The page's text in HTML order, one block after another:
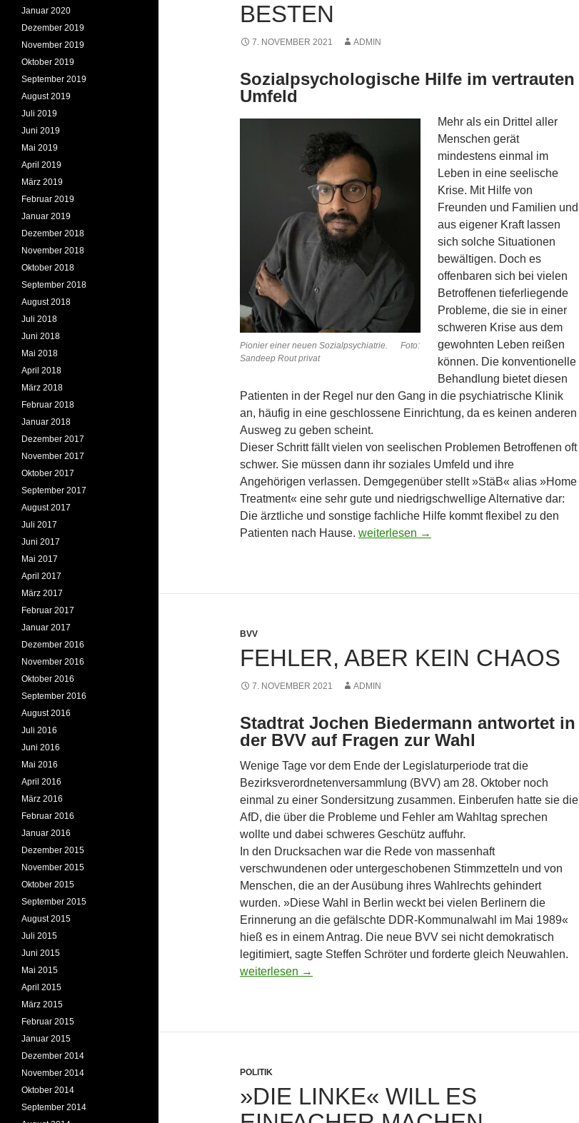
BESTEN
7. NOVEMBER 2021 ADMIN
Sozialpsychologische Hilfe im vertrauten
Umfeld
Pionier einer neuen Sozialpsychiatrie. Foto:
Sandeep Rout privat
Mehr als ein Drittel aller
Menschen gerät
mindestens einmal im
Leben in eine seelische
Krise. Mit Hilfe von
Freunden und Familien und
aus eigener Kraft lassen
sich solche Situationen
bewältigen. Doch es
offenbaren sich bei vielen
Betroffenen tieferliegende
Probleme, die sie in einer
schweren Krise aus dem
gewohnten Leben reißen
können. Die konventionelle
Behandlung bietet diesen
Patienten in der Regel nur den Gang in die psychiatrische Klinik
an, häufig in eine geschlossene Einrichtung, da es keinen anderen
Ausweg zu geben scheint.
Dieser Schritt fällt vielen von seelischen Problemen Betroffenen oft
schwer. Sie müssen dann ihr soziales Umfeld und ihre
Angehörigen verlassen. Demgegenüber stellt »StäB« alias »Home
Treatment« eine sehr gute und niedrigschwellige Alternative dar:
Die ärztliche und sonstige fachliche Hilfe kommt flexibel zu den
Patienten nach Hause. Zu Hause heilt es sich am Besten
weiterlesen →
BVV
FEHLER, ABER KEIN CHAOS
7. NOVEMBER 2021 ADMIN
Stadtrat Jochen Biedermann antwortet in
der BVV auf Fragen zur Wahl
Wenige Tage vor dem Ende der Legislaturperiode trat die
Bezirksverordnetenversammlung (BVV) am 28. Oktober noch
einmal zu einer Sondersitzung zusammen. Einberufen hatte sie die
AfD, die über die Probleme und Fehler am Wahltag sprechen
wollte und dabei schweres Geschütz auffuhr.
In den Drucksachen war die Rede von massenhaft
verschwundenen oder untergeschobenen Stimmzetteln und von
Menschen, die an der Ausübung ihres Wahlrechts gehindert
wurden. »Diese Wahl in Berlin weckt bei vielen Berlinern die
Erinnerung an die gefälschte DDR-Kommunalwahl im Mai 1989«
hieß es in einem Antrag. Die neue BVV sei nicht demokratisch
legitimiert, sagte Steffen Schröter und forderte gleich Neuwahlen.
Fehler, aber kein Chaos
weiterlesen →
POLITIK
»DIE LINKE« WILL ES
Januar 2020
Dezember 2019
November 2019
Oktober 2019
September 2019
August 2019
Juli 2019
Juni 2019
Mai 2019
April 2019
März 2019
Februar 2019
Januar 2019
Dezember 2018
November 2018
Oktober 2018
September 2018
August 2018
Juli 2018
Juni 2018
Mai 2018
April 2018
März 2018
Februar 2018
Januar 2018
Dezember 2017
November 2017
Oktober 2017
September 2017
August 2017
Juli 2017
Juni 2017
Mai 2017
April 2017
März 2017
Februar 2017
Januar 2017
Dezember 2016
November 2016
Oktober 2016
September 2016
August 2016
Juli 2016
Juni 2016
Mai 2016
April 2016
März 2016
Februar 2016
Januar 2016
Dezember 2015
November 2015
Oktober 2015
September 2015
August 2015
Juli 2015
Juni 2015
Mai 2015
April 2015
März 2015
Februar 2015
Januar 2015
Dezember 2014
November 2014
Oktober 2014
September 2014